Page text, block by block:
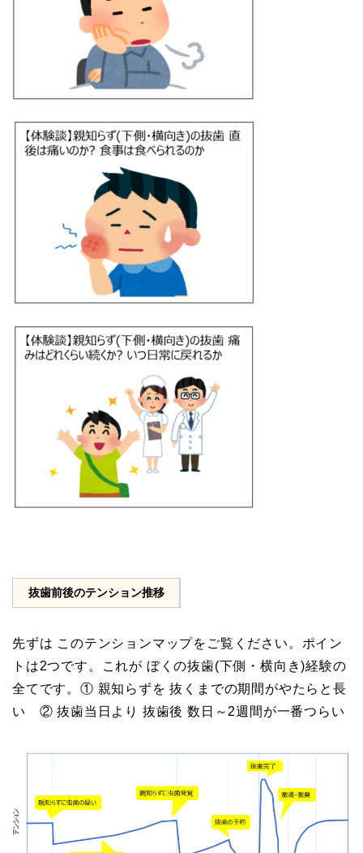
抜歯前後のテンション推移
先ずは このテンションマップをご覧ください。ポイン
トは2つです。これが ぼくの抜歯(下側・横向き)経験の
全てです。① 親知らずを 抜くまでの期間がやたらと長
い ② 抜歯当日より 抜歯後 数日～2週間が一番つらい